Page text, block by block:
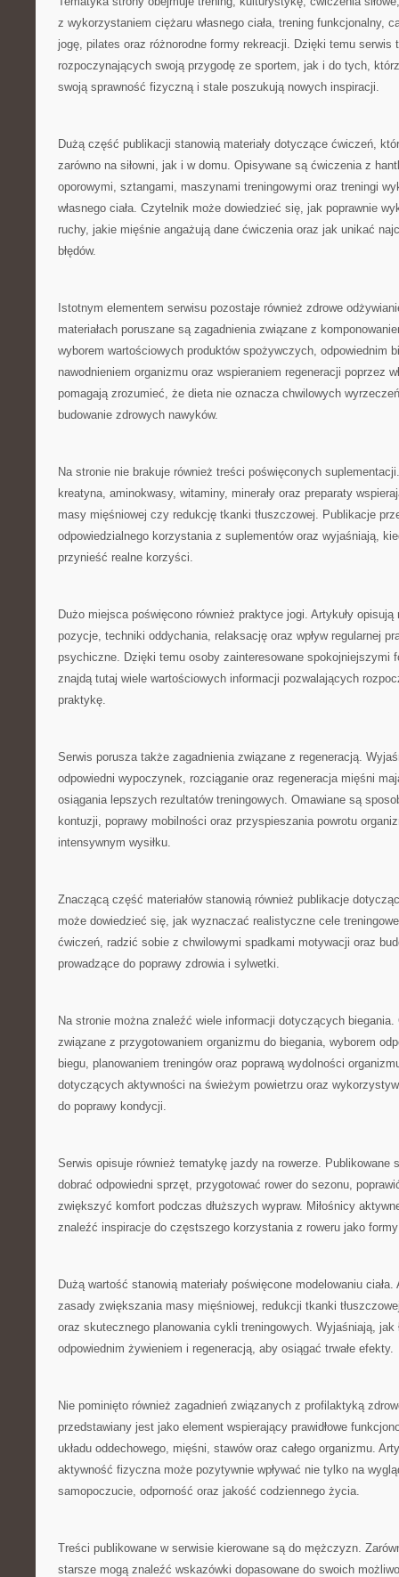
z wykorzystaniem ciężaru własnego ciała, trening funkcjonalny,
jogę, pilates oraz różnorodne formy rekreacji. Dzięki temu serwis
rozpoczynających swoją przygodę ze sportem, jak i do tych,
swoją sprawność fizyczną i stale poszukują nowych inspiracji.
Dużą część publikacji stanowią materiały dotyczące ćwiczeń,
zarówno na siłowni, jak i w domu. Opisywane są ćwiczenia z
oporowymi, sztangami, maszynami treningowymi oraz treningi
własnego ciała. Czytelnik może dowiedzieć się, jak poprawnie
ruchy, jakie mięśnie angażują dane ćwiczenia oraz jak unikać
błędów.
Istotnym elementem serwisu pozostaje również zdrowe
materiałach poruszane są zagadnienia związane z
wyborem wartościowych produktów spożywczych, odpowiednim
nawodnieniem organizmu oraz wspieraniem regeneracji poprzez
pomagają zrozumieć, że dieta nie oznacza chwilowych
budowanie zdrowych nawyków.
Na stronie nie brakuje również treści poświęconych
kreatyna, aminokwasy, witaminy, minerały oraz preparaty
masy mięśniowej czy redukcję tkanki tłuszczowej. Publikacje
odpowiedzialnego korzystania z suplementów oraz wyjaśniają,
przynieść realne korzyści.
Dużo miejsca poświęcono również praktyce jogi. Artykuły
pozycje, techniki oddychania, relaksację oraz wpływ regularnej
psychiczne. Dzięki temu osoby zainteresowane spokojniejszymi
znajdą tutaj wiele wartościowych informacji pozwalających
praktykę.
Serwis porusza także zagadnienia związane z regeneracją.
odpowiedni wypoczynek, rozciąganie oraz regeneracja mięśni
osiągania lepszych rezultatów treningowych. Omawiane są
kontuzji, poprawy mobilności oraz przyspieszania powrotu
intensywnym wysiłku.
Znaczącą część materiałów stanowią również publikacje
może dowiedzieć się, jak wyznaczać realistyczne cele
ćwiczeń, radzić sobie z chwilowymi spadkami motywacji oraz
prowadzące do poprawy zdrowia i sylwetki.
Na stronie można znaleźć wiele informacji dotyczących biegania.
związane z przygotowaniem organizmu do biegania, wyborem
biegu, planowaniem treningów oraz poprawą wydolności
dotyczących aktywności na świeżym powietrzu oraz
do poprawy kondycji.
Serwis opisuje również tematykę jazdy na rowerze. Publikowane
dobrać odpowiedni sprzęt, przygotować rower do sezonu,
zwiększyć komfort podczas dłuższych wypraw. Miłośnicy
znaleźć inspiracje do częstszego korzystania z roweru jako
Dużą wartość stanowią materiały poświęcone modelowaniu ciała.
zasady zwiększania masy mięśniowej, redukcji tkanki
oraz skutecznego planowania cykli treningowych. Wyjaśniają,
odpowiednim żywieniem i regeneracją, aby osiągać trwałe efekty.
Nie pominięto również zagadnień związanych z profilaktyką
przedstawiany jest jako element wspierający prawidłowe
układu oddechowego, mięśni, stawów oraz całego organizmu.
aktywność fizyczna może pozytywnie wpływać nie tylko na
samopoczucie, odporność oraz jakość codziennego życia.
Treści publikowane w serwisie kierowane są do mężczyzn.
starsze mogą znaleźć wskazówki dopasowane do swoich